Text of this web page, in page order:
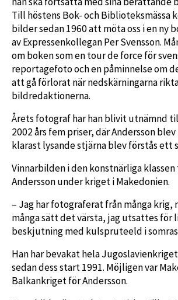
Till höstens Bok- och Biblioteksmässa
bilder sedan 1960 att möta oss i en ny
av Expressenkollegan Per Svensson.
om boken som en tour de force för
reportagefoto och en påminnelse om
att gå förlorat när nedskärningarna
bildredaktionerna.
Årets fotograf har han blivit utnämnd
2002 års fem priser, där Andersson
klarast lysande stjärna blev förstås ett
Vinnarbilden i den konstnärliga
Andersson under kriget i Makedonien.
– Jag har fotograferat från många krig,
många sätt det värsta, jag utsattes för
beskjutning med kulspruteeld i
Han har bevakat hela
sedan dess start 1991. Möjligen var
Balkankriget för Andersson.